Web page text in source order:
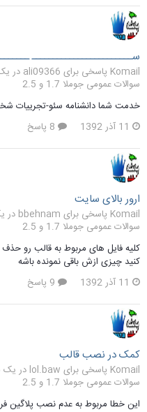
ســــــــــــــــــــــــ
Komail پاسخی برای ali09366 در یک موضوع ارسال کرد در
سوالات عمومی جوملا 1.7 و 2.5
خدمت شما دانشنامه سئو-تجریيات
11 آذر 1392
ارور بالای سایت
Komail پاسخی برای bbehnam در یک موضوع ارسال کرد در
سوالات عمومی جوملا 1.7 و 2.5
کنید چیزی ازش باقی نمونده باشه
11 آذر 1392
کمک در نصب قالب
Komail پاسخی برای lol.baw در یک موضوع ارسال کرد در
سوالات عمومی جوملا 1.7 و 2.5
این خطا مربوط به عدم نصب پلاگین